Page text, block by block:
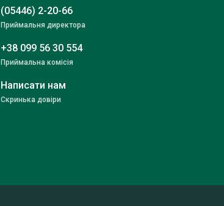
(05446) 2-20-66
Приймальня директора
+38 099 56 30 554
Приймальна комісія
Написати нам
Скринька довіри